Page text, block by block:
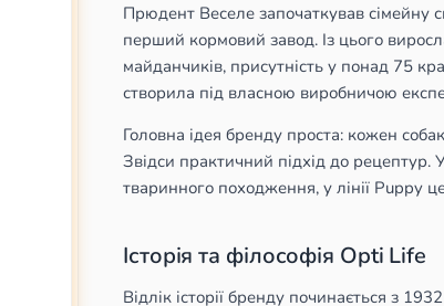
Прюдент Веселе започаткував сімейну
перший кормовий завод. Із цього
майданчиків, присутність у понад 75
створила під власною виробничою
Головна ідея бренду проста: кожен
Звідси практичний підхід до рецептур.
тваринного походження, у лінії Puppy
Історія та філософія Opti Life
Відлік історії бренду починається з